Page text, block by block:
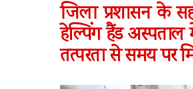
जिला प्रशासन के
हेल्पिंग हैंड
तत्परता से समय पर